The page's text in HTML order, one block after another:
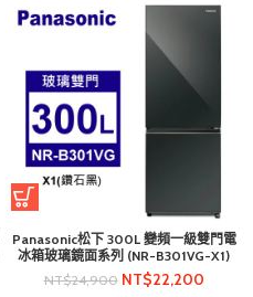
Panasonic松下 300L 變頻一級雙門電
冰箱玻璃鏡面系列 (NR-B301VG-X1)
NT$24,900 NT$22,200